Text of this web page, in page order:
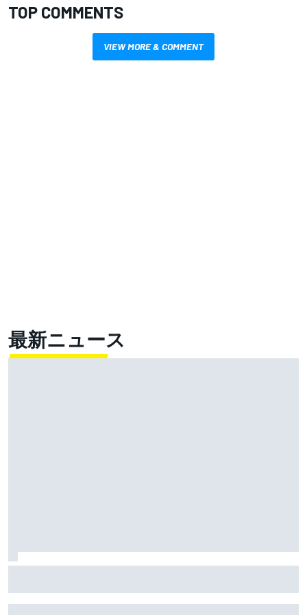
TOP COMMENTS
VIEW MORE & COMMENT
最新ニュース
「まだまだ全然別物だよ」